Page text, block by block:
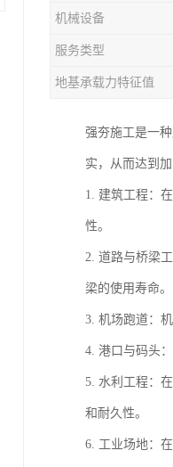
机械设备
服务类型
地基承载力特征值
强夯施工是一
实，从而达到
1. 建筑工程：
性。
2. 道路与桥梁
梁的使用寿命。
3. 机场跑道：
4. 港口与码头
5. 水利工程：
和耐久性。
6. 工业场地：